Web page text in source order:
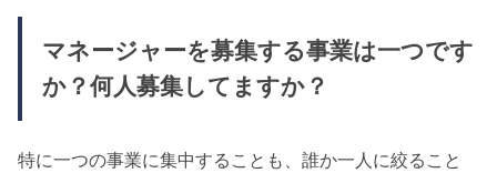
マネージャーを募集する事業は一つです
か？何人募集してますか？
特に一つの事業に集中することも、誰か一人に絞ること